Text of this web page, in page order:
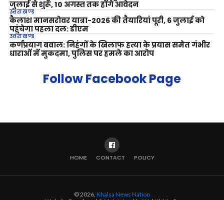
जुलाई से शुरू, 10 अगस्त तक होंगे आवेदन
उत्तराखण्ड
कैलाश मानसरोवर यात्रा-2026 की तैयारियां पूरी, 6 जुलाई को
पहुंचेगा पहला दल: डीएम
उत्तराखण्ड
कर्णप्रयाग बवाल: निहंगों के खिलाफ हत्या के प्रयास समेत गंभीर
धाराओं में मुकदमा, पुलिस पर हमले का आरोप
Follow Facebook Page
HOME CONTACT POLICY
© 2026, Khalsa News Nation